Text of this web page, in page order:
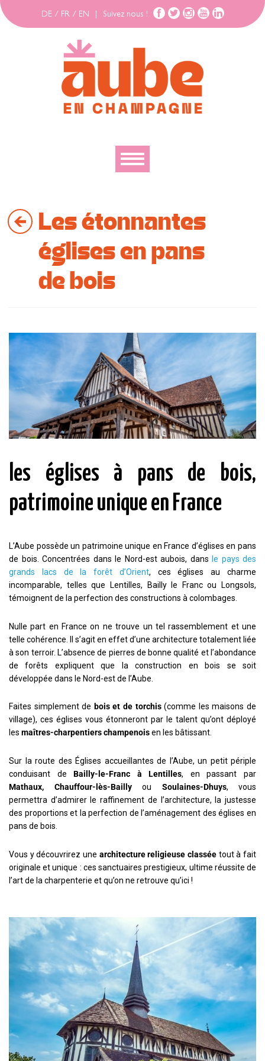
DE / FR / EN Suivez nous !
Explorer
Bouger
Se loger
Se restaurer
Les étonnantes
églises en pans
de bois
les églises à pans de bois,
patrimoine unique en France
L’Aube possède un patrimoine unique en France d’églises en pans
de bois. Concentrées dans le Nord-est aubois, dans le pays des
grands lacs de la forêt d’Orient, ces églises au charme
incomparable, telles que Lentilles, Bailly le Franc ou Longsols,
témoignent de la perfection des constructions à colombages.
Nulle part en France on ne trouve un tel rassemblement et une
telle cohérence. Il s’agit en effet d’une architecture totalement liée
à son terroir. L’absence de pierres de bonne qualité et l’abondance
de forêts expliquent que la construction en bois se soit
développée dans le Nord-est de l’Aube.
Faites simplement de bois et de torchis(comme les maisons de
village), ces églises vous étonneront par le talent qu’ont déployé
les maîtres-charpentiers champenoisen les bâtissant.
Sur la route des Églises accueillantes de l’Aube, un petit périple
conduisant de Bailly-le-Franc à Lentilles, en passant par
Mathaux, Chauffour-lès-Baillyou Soulaines-Dhuys, vous
permettra d’admirer le raffinement de l’architecture, la justesse
des proportions et la perfection de l’aménagement des églises en
pans de bois.
Vous y découvrirez une architecture religieuse classée tout à fait
originale et unique : ces sanctuaires prestigieux, ultime réussite de
l’art de la charpenterie et qu’on ne retrouve qu’ici !